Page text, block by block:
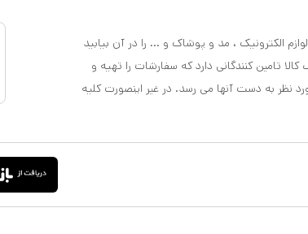
الکترونیک ، مد و پوشاک و ... را در آن بیابید
تامین کنندگانی دارد که سفارشات را تهیه و
نظر به دست آنها می رسد. در غیر اینصورت کلیه